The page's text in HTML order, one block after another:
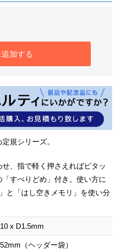
加する
規シリーズ。
、指で軽く押さえればピタッ
すべりどめ」付き。使い方に
と「はし空きメモリ」を使い分
x D1.5mm
（ヘッダー袋）